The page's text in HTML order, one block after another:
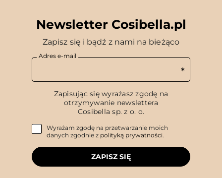
Newsletter Cosibella.pl
Zapisz się i bądź z nami na bieżąco
Adres e-mail
Zapisując się wyrażasz zgodę na
otrzymywanie newslettera
Cosibella sp. z o. o.
Wyrażam zgodę na przetwarzanie moich
danych zgodnie z polityką prywatności.
ZAPISZ SIĘ